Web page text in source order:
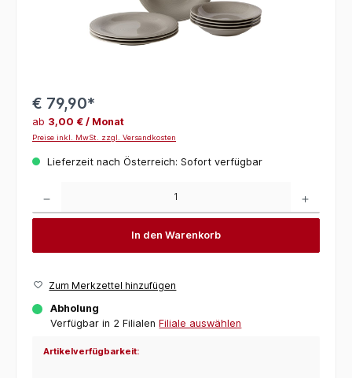
€ 79,90*
ab 3,00 € / Monat
Preise inkl. MwSt. zzgl. Versandkosten
Lieferzeit nach Österreich: Sofort verfügbar
In den Warenkorb
Zum Merkzettel hinzufügen
Abholung
Verfügbar in 2 Filialen Filiale auswählen
Artikelverfügbarkeit: